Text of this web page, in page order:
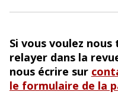
Si vous voulez
relayer dans la
nous écrire sur
le formulaire de la